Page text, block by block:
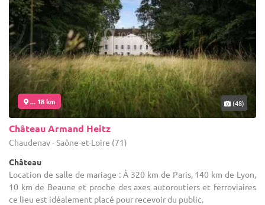
... 18 km (48)
Château Armand Heitz
Chaudenay - Saône-et-Loire (71)
Château
Location de salle de mariage : À 320 km de Paris, 140 km de Lyon,
10 km de Beaune et proche des axes autoroutiers et ferroviaires
ce lieu est idéalement placé pour recevoir du public.